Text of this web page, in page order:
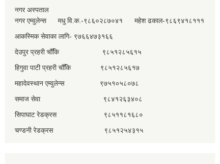
नगर अस्पताल
नगर एम्वुलेन्स मधु वि.क.-९८६०२८७०४१ महेश ढकाल-९८६९४१८१११
आकस्मिक सेवाका लागि- ९७६६४७३१६६
देउपुर प्रहरी चौँकि ९८५१२८५६१५
हिगुवा पाटी प्रहरी चौँकि ९८५१२८५६१७
महादेवस्थान एम्वुलेन्स ९७५१०५८०७८
समाज सेवा ९८४१२६३४०८
सिपाघाट रेडक्रस ९८५११८१६८०
चण्डनी रेडक्रस ९८५१२५४३१५